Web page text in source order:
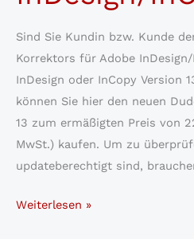
ist
da
Sind Sie Kundin bzw. Kunde
Korrektors für Adobe
InDesign oder InCopy Version
können Sie hier den neuen
13 zum ermäßigten Preis von
MwSt.) kaufen. Um zu
updateberechtigt sind,
Update
Weiterlesen »